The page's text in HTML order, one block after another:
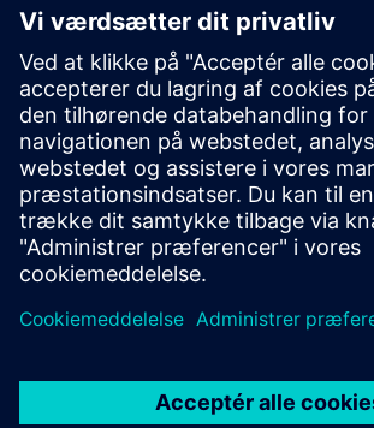
UtiliOS Smart Water
Muliggør fjernovervågning af vand på
og identificerer usædvanlige
indikere lækager eller
brugerne med at reagere hurtigt for at
høje...
Få mere at vide